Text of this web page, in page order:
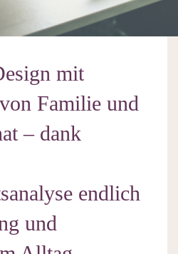
mit
Familie und
– dank
endlich
und